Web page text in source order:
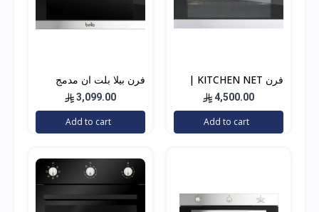
فرن KITCHEN NET |
كتشن نت إيطالي كهربائي
بلت ان 90*60
4,500.00
Add to cart
فرن بيلا بلت ان مدمج
90سم 9 وظائف كهرباء
ايطالي
3,099.00
Add to cart